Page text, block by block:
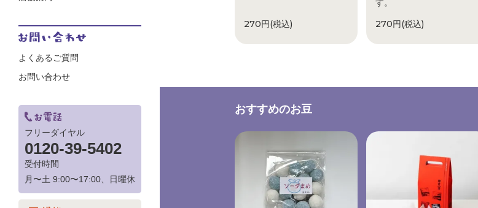
270円(税込)
す。
270円(税込)
おすすめのお豆
よくあるご質問
お問い合わせ
フリーダイヤル
0120-39-5402
受付時間
月〜土 9:00〜17:00、日曜休